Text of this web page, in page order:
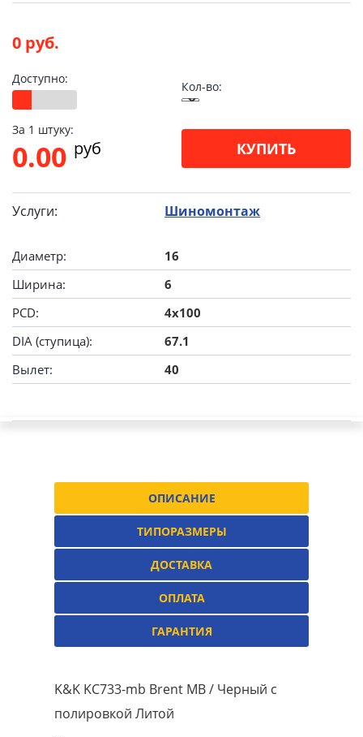
0 руб.
Доступно:
Кол-во:
За 1 штуку:
0.00 pуб КУПИТЬ
Услуги: Шиномонтаж
Диаметр:
16
Ширина:
6
PCD:
4x100
DIA (ступица):
67.1
Вылет:
40
ОПИСАНИЕ
ТИПОРАЗМЕРЫ
ДОСТАВКА
ОПЛАТА
ГАРАНТИЯ
K&K KC733-mb Brent MB / Черный с
полировкой Литой